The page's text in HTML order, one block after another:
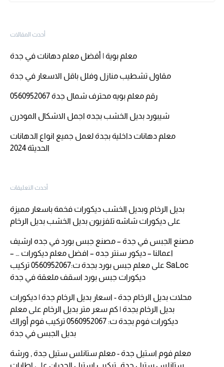
أحدث المقالات
معلم بوية | أفضل معلم دهانات في جدة
مقاول تشطيب منازل وفلل باقل الاسعار في جدة
رقم معلم بويه محترف شمال جدة 0560952067
شيبورد بديل الخشب بجده اجمل الاشكال المودرن
معلم دهانات داخلية بجدة لعمل جميع انواع الدهانات
الحديثة 2024
أحدث التعليقات
بديل الرخام وبديل الخشب ديكورات فخمة باسعار مميزة
على ديكورات شاشه تلفزيون بديل الخشب بديل الرخام
مصنع الجبس في جدة – مصنع جبس بورد في جده ارشيف
اعمالنا – ديكور سنتر جده – افضل معلم ديكورات … –
SaLoc على
معلم جبس بورد بجدة ت:0560952067 تركيب
ديكورات جبس بورد اسقف ملعقة في جدة
محلات بديل الرخام جدة - اسعار بديل الرخام جدة | ديكورات
بديل الرخام بجدة | كم سعر متر بديل الرخام على معلم
ديكورات فوم بجدة ت: 0560952067 تركيب فوم أوراك
بديل الجبس في جدة
معلم فوم استيل جدة - معلم ستانلس ستيل جدة , ورشة
ستانلس ستيل جدة , تركيب استيل الجدران على اطارات